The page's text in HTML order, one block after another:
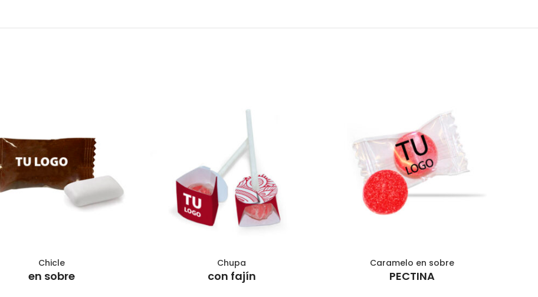
AÑADIR AL CARRITO
Chicle
en sobre
AÑADIR AL CARRITO
Chupa
con fajín
AÑADIR AL CARRITO
Caramelo en sobre
PECTINA